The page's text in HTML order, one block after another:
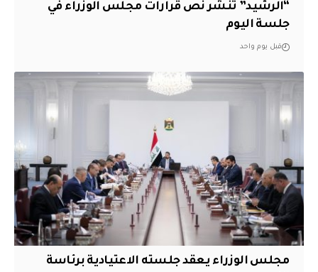
“الرشيد” تنشر نص قرارات مجلس الوزراء في
جلسة اليوم
قبل يوم واحد
مجلس الوزراء يعقد جلسته الاعتيادية برئاسة